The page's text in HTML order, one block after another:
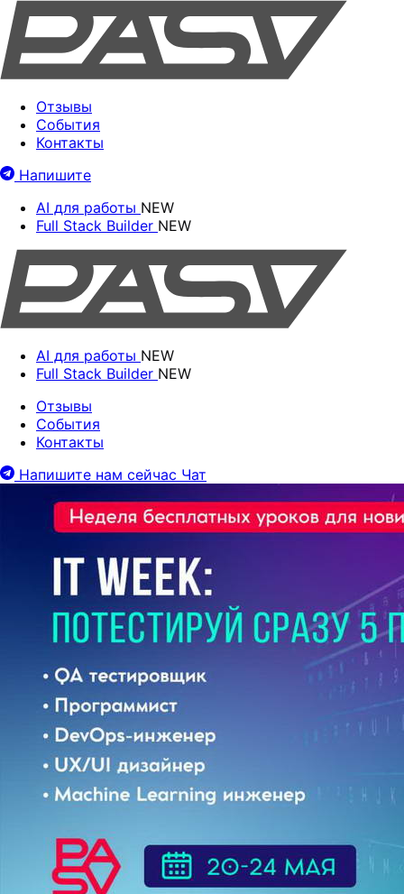
Отзывы
События
Контакты
Напишите
AI для работы NEW
Full Stack Builder NEW
AI для работы NEW
Full Stack Builder NEW
Отзывы
События
Контакты
Напишите нам сейчас Чат